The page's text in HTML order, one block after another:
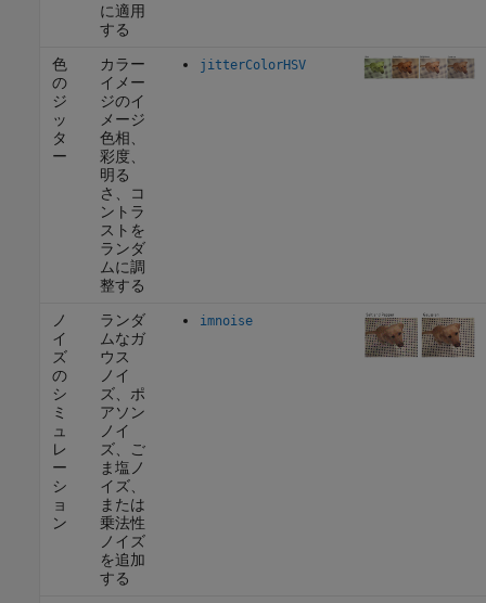
に適用
する
色
の
ジ
ッ
タ
ー
カラー
イメー
ジのイ
メージ
色相、
彩度、
明る
さ、コ
ントラ
ストを
ランダ
ムに調
整する
jitterColorHSV
ノ
イ
ズ
の
シ
ミ
ュ
レ
ー
シ
ョ
ン
ランダ
ムなガ
ウス
ノイ
ズ、ポ
アソン
ノイ
ズ、ご
ま塩ノ
イズ、
または
乗法性
ノイズ
を追加
する
imnoise